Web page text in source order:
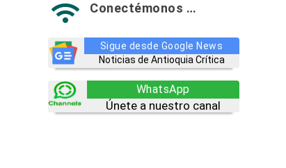
 Conectémonos …
Sigue desde Google News
Noticias de Antioquia Crítica
WhatsApp
Únete a nuestro canal